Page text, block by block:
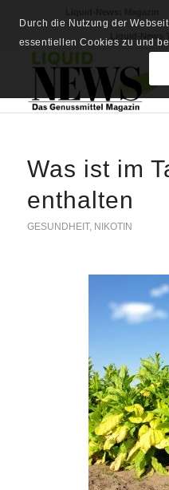
Was ist im
enthalten
GESUNDHEIT, NIKOTIN
Durch die Nutzung der
essentiellen Cookies zu und